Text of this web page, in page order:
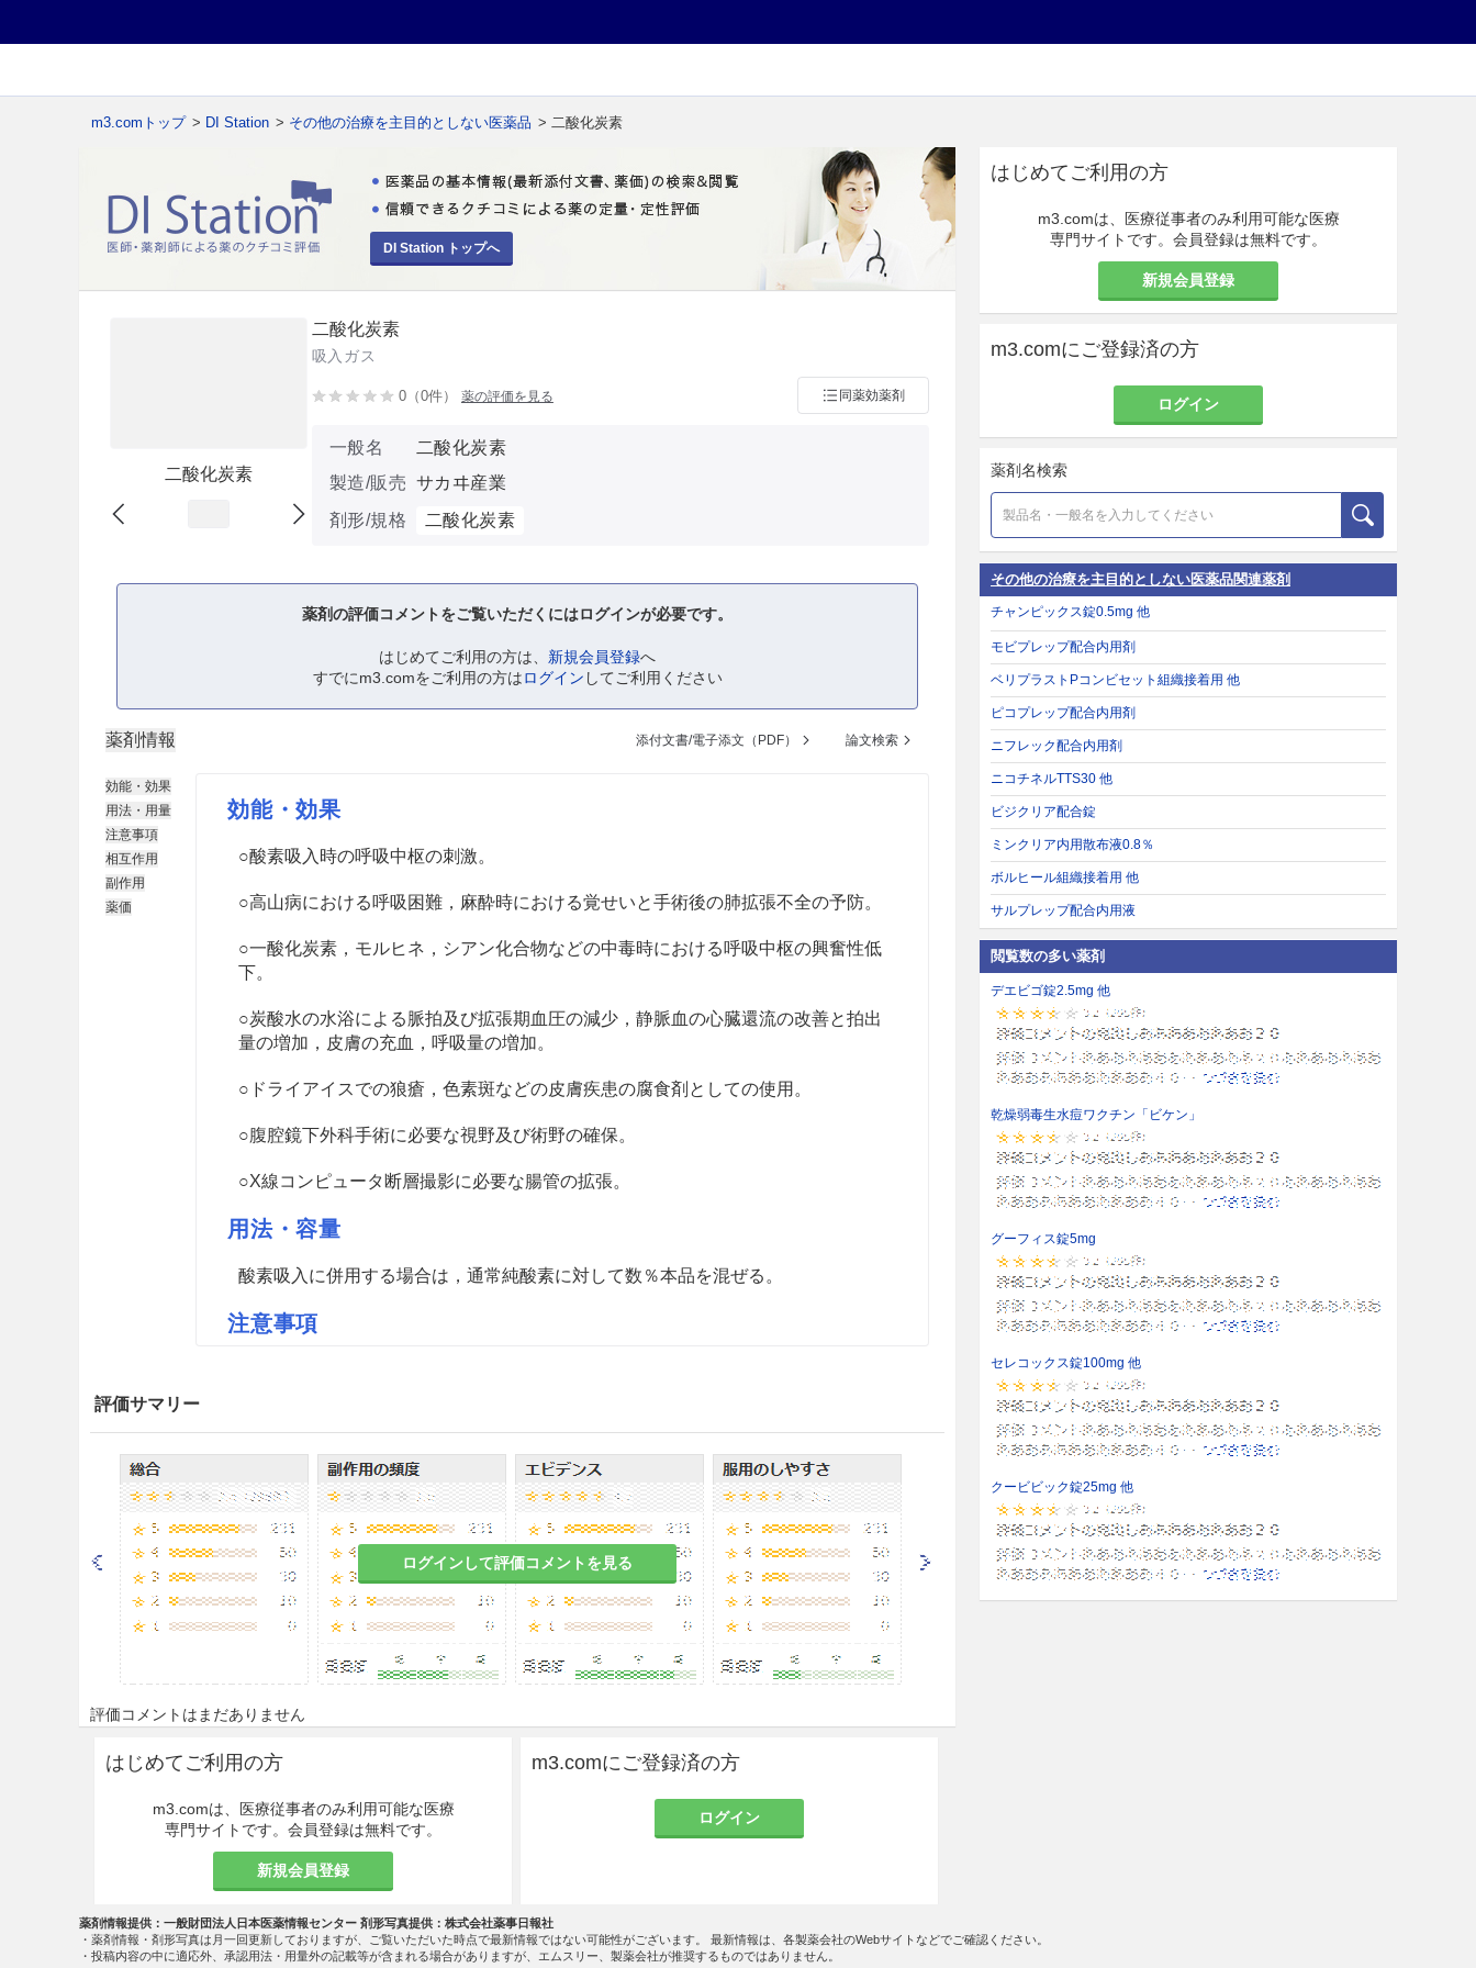
m3.comトップ > DI Station > その他の治療を主目的としない医薬品 > 二酸化炭素
DI Station トップへ
二酸化炭素
二酸化炭素
吸入ガス
0（0件） 薬の評価を見る 同薬効薬剤
一般名
二酸化炭素
製造/販売 サカヰ産業
剤形/規格
二酸化炭素
薬剤の評価コメントをご覧いただくにはログインが必要です。
はじめてご利用の方は、 新規会員登録へ
すでにm3.comをご利用の方はログイン してご利用ください
薬剤情報 添付文書/電子添文（PDF） 論文検索
効能・効果
用法・用量
注意事項
相互作用
副作用
薬価
効能・効果
○酸素吸入時の呼吸中枢の刺激。
○高山病における呼吸困難，麻酔時における覚せいと手術後の肺拡張不全の予防。
○一酸化炭素，モルヒネ，シアン化合物などの中毒時における呼吸中枢の興奮性低
下。
○炭酸水の水浴による脈拍及び拡張期血圧の減少，静脈血の心臓還流の改善と拍出
量の増加，皮膚の充血，呼吸量の増加。
○ドライアイスでの狼瘡，色素斑などの皮膚疾患の腐食剤としての使用。
○腹腔鏡下外科手術に必要な視野及び術野の確保。
○X線コンピュータ断層撮影に必要な腸管の拡張。
用法・容量
酸素吸入に併用する場合は，通常純酸素に対して数％本品を混ぜる。
注意事項
8.2吸入により軽いめまい，呼吸困難，嘔吐などの中毒症状を呈した場合は清浄な
空気を吸わせること。また，しばらく安静にさせること。
8.3
吸入により意識を失ったときは，直ちに投与を中止し人工呼吸，あるいは酸素
吸入を行うこと。
8.4
腹腔鏡下外科手術及びX線コンピュータ断層撮影時の送気ガスとして使用する
際は，該当医療機器の添付文書を必ず参照すること。
適用上の注意
14.1 薬剤調整時の注意
14.1.1 本品は「液化ガス」のため，容器は立てて使用する。
14.1.2容器のバルブは静かに開閉する。
14.1.3
容器は粗暴な取扱いをせず，転倒，転落等による衝撃及びバルブの損傷を
防止するために，安定した床に倒れないように置き，ロープ等で固定して使用す
る。
14.1.4容器と配管等の取付部は，使用に先立ち漏洩検知液等で必ず点検する。
評価サマリー
ログインして評価コメントを見る
評価コメントはまだありません
はじめてご利用の方
m3.comは、医療従事者のみ利用可能な医療
専門サイトです。会員登録は無料です。
新規会員登録
m3.comにご登録済の方
ログイン
はじめてご利用の方
m3.comは、医療従事者のみ利用可能な医療
専門サイトです。会員登録は無料です。
新規会員登録
m3.comにご登録済の方
ログイン
薬剤名検索
その他の治療を主目的としない医薬品関連薬剤
チャンピックス錠0.5mg 他
モビプレップ配合内用剤
ベリプラストPコンビセット組織接着用 他
ピコプレップ配合内用剤
ニフレック配合内用剤
ニコチネルTTS30 他
ビジクリア配合錠
ミンクリア内用散布液0.8％
ボルヒール組織接着用 他
サルプレップ配合内用液
閲覧数の多い薬剤
デエビゴ錠2.5mg 他
乾燥弱毒生水痘ワクチン「ビケン」
グーフィス錠5mg
セレコックス錠100mg 他
クービビック錠25mg 他
薬剤情報提供：一般財団法人日本医薬情報センター 剤形写真提供：株式会社薬事日報社
・薬剤情報・剤形写真は月一回更新しておりますが、ご覧いただいた時点で最新情報ではない可能性がございます。 最新情報は、各製薬会社のWebサイトなどでご確認ください。
・投稿内容の中に適応外、承認用法・用量外の記載等が含まれる場合がありますが、エムスリー、製薬会社が推奨するものではありません。